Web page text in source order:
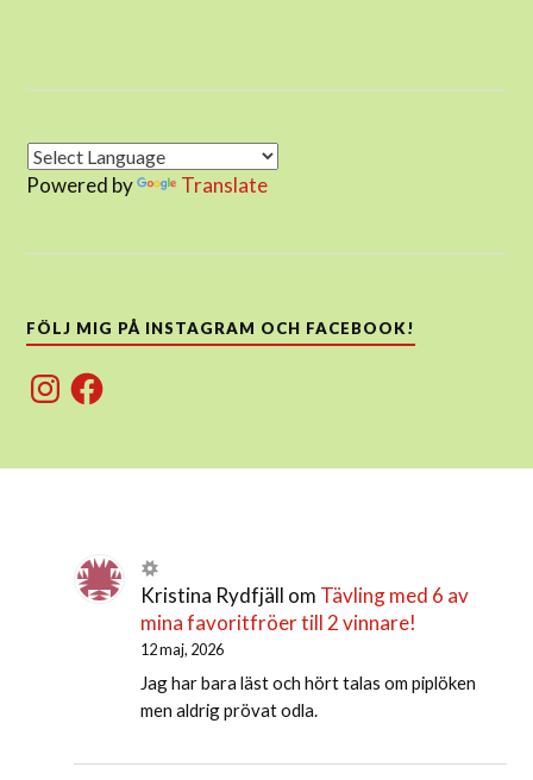
Powered by Translate
FÖLJ MIG PÅ INSTAGRAM OCH FACEBOOK!
InstagramFacebook
Kristina Rydfjäll om Tävling med 6 av
mina favoritfröer till 2 vinnare!
12 maj, 2026
Jag har bara läst och hört talas om piplöken
men aldrig prövat odla.